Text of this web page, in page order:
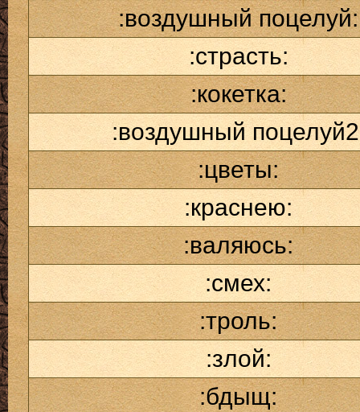
:воздушный поцелуй:
:страсть:
:кокетка:
:воздушный
:цветы:
:краснею:
:валяюсь:
:смех:
:троль:
:злой:
:бдыщ: